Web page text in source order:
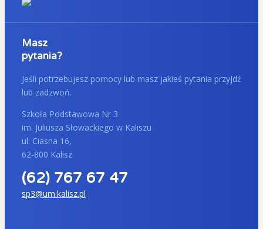
Masz
pytania?
Jeśli potrzebujesz pomocy lub masz jakieś pytania przyjdź
lub zadzwoń.
Szkoła Podstawowa Nr 3
im. Juliusza Słowackiego w Kaliszu
ul. Ciasna 16,
62-800 Kalisz
(62) 767 67 47
sp3@um.kalisz.pl